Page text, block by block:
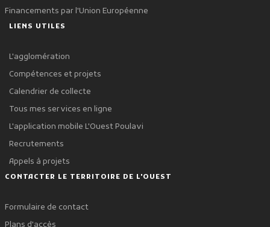
Financements par l'Union Européenne
LIENS UTILES
L'agglomération
Compétences et projets
Calendrier de collecte
Tous mes services en ligne
L'application mobile L'Ouest Poulavi
Recrutements
Appels à projets
CONTACTER LE TERRITOIRE DE L'OUEST
Formulaire de contact
Plans d'accès